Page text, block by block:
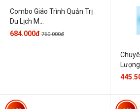
Combo Giáo Trình Quản Trị
Du Lịch M...
684.000đ 760.000đ
Lượng